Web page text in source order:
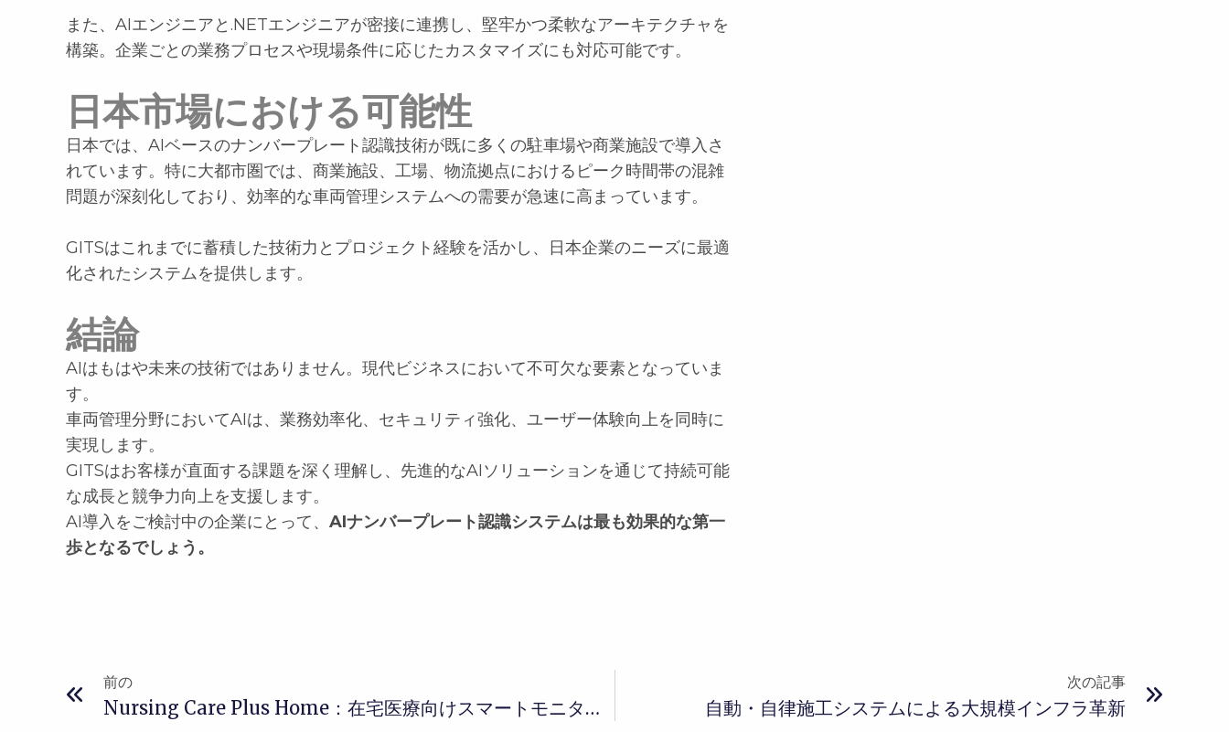
また、AIエンジニアと.NETエンジニアが密接に連携し、堅牢かつ柔軟なアーキテクチャを
構築。企業ごとの業務プロセスや現場条件に応じたカスタマイズにも対応可能です。
日本市場における可能性
日本では、AIベースのナンバープレート認識技術が既に多くの駐車場や商業施設で導入さ
れています。特に大都市圏では、商業施設、工場、物流拠点におけるピーク時間帯の混雑
問題が深刻化しており、効率的な車両管理システムへの需要が急速に高まっています。
GITSはこれまでに蓄積した技術力とプロジェクト経験を活かし、日本企業のニーズに最適
化されたシステムを提供します。
結論
AIはもはや未来の技術ではありません。現代ビジネスにおいて不可欠な要素となっていま
す。
車両管理分野においてAIは、業務効率化、セキュリティ強化、ユーザー体験向上を同時に
実現します。
GITSはお客様が直面する課題を深く理解し、先進的なAIソリューションを通じて持続可能
な成長と競争力向上を支援します。
AI導入をご検討中の企業にとって、 AIナンバープレート認識システムは最も効果的な第一
歩となるでしょう。
前の
Nursing Care Plus Home：在宅医療向けスマートモニタリングソリューション
次の記事
自動・自律施工システムによる大規模インフラ革新